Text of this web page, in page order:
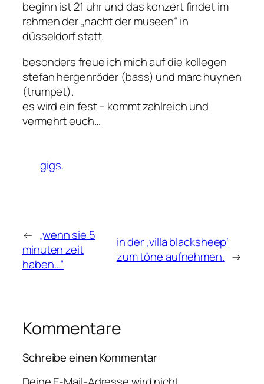
beginn ist 21 uhr und das konzert findet im
rahmen der „nacht der museen“ in
düsseldorf statt.
besonders freue ich mich auf die kollegen
stefan hergenröder (bass) und marc huynen
(trumpet).
es wird ein fest – kommt zahlreich und
vermehrt euch…
gigs.
← „wenn sie 5
minuten zeit
haben…“
in der ‚villa blacksheep‘
zum töne aufnehmen. →
Kommentare
Schreibe einen Kommentar